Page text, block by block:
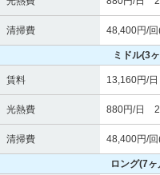
清掃費 48,400円/
ミドル(3
賃料 13,160円/
光熱費 880円/日
清掃費 48,400円/
ロング(7ヶ